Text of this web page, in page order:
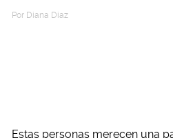
Por Diana Diaz
Estas personas merecen una